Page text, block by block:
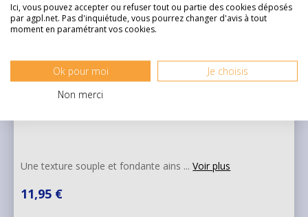
Une texture souple et fondante ains ...Voir plus
11,95 €
Ici, vous pouvez accepter ou refuser tout ou partie des cookies déposés
par agpl.net. Pas d'inquiétude, vous pourrez changer d'avis à tout
moment en paramétrant vos cookies.
Ok pour moi
Je choisis
Non merci